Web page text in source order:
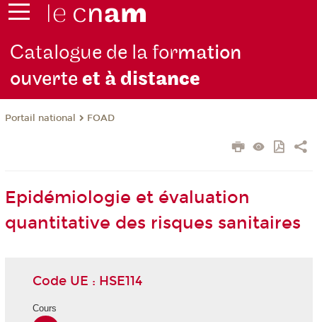
Catalogue de la formation
ouverteet à distance
Portail national FOAD
Epidémiologie et évaluation
quantitative des risques sanitaires
Code UE : HSE114
Cours